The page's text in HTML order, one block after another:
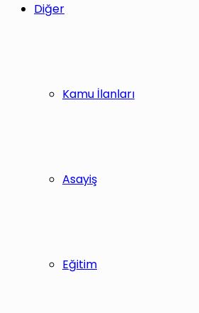
Diğer
Kamu İlanları
Asayiş
Eğitim